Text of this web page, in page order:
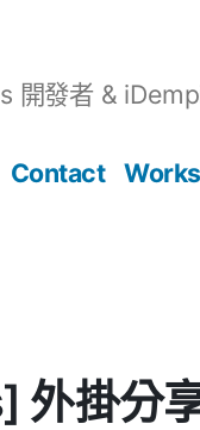
開發者 &
Contact Works
外掛分